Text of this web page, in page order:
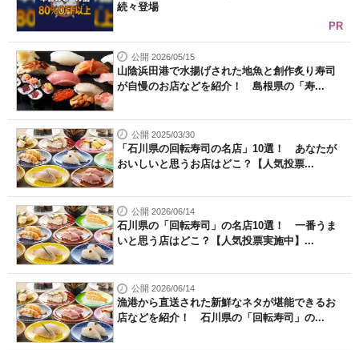
続々登場
PR
公開 2026/05/15
山陰浜田港で水揚げされた地魚と創作炙り寿司
が自慢のお店などを紹介！ 島根県の「寿...
公開 2025/03/30
「石川県の回転寿司の名店」10選！ あなたが
おいしいと思うお店はどこ？【人気投票...
公開 2026/06/14
石川県の「回転寿司」の名店10選！ 一番うま
いと思う店はどこ？【人気投票実施中】...
公開 2026/06/14
漁港から直送された新鮮なネタが堪能できるお
店などを紹介！ 石川県の「回転寿司」の...